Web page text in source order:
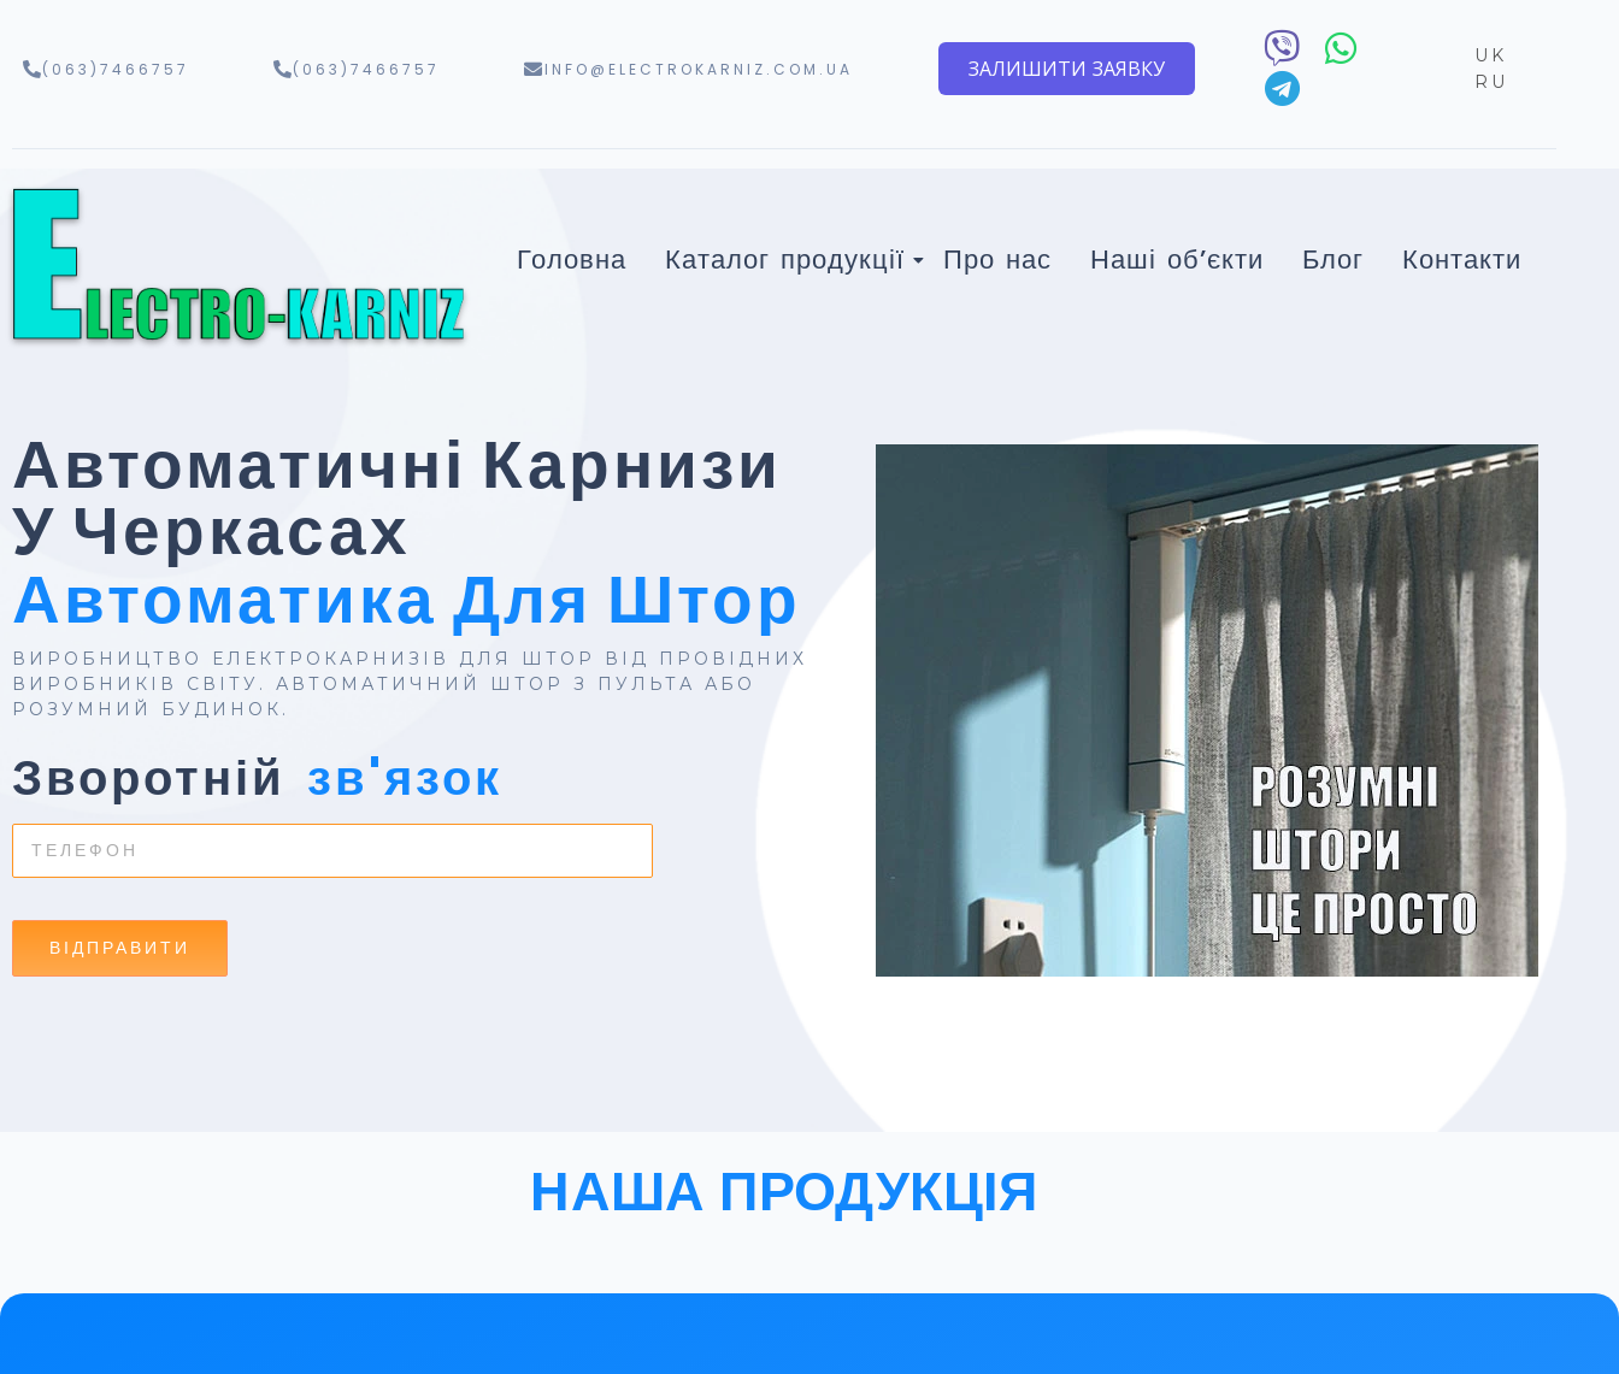
(063)7466757 (063)7466757 INFO@ELECTROKARNIZ.COM.UA ЗАЛИШИТИ ЗАЯВКУ
UK
RU
Головна Каталог продукції Про нас Наші об’єкти Блог Контакти
Автоматичні Карнизи
У Черкасах
Автоматика Для Штор
ВИРОБНИЦТВО ЕЛЕКТРОКАРНИЗІВ ДЛЯ ШТОР ВІД ПРОВІДНИХ
ВИРОБНИКІВ СВІТУ. АВТОМАТИЧНИЙ ШТОР З ПУЛЬТА АБО
РОЗУМНИЙ БУДИНОК.
Зворотній зв'язок
НАША ПРОДУКЦІЯ